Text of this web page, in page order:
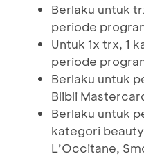
Berlaku untuk
periode
Untuk 1x trx, 1
periode
Berlaku untuk
Blibli
Berlaku untuk
kategori
L’Occitane,